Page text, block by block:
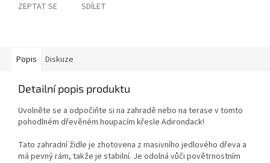
ZEPTAT SE SDÍLET
Popis Diskuze
Detailní popis produktu
Uvolněte se a odpočiňte si na zahradě nebo na terase v tomto
pohodlném dřevěném houpacím křesle Adirondack!
Tato zahradní židle je zhotovena z masivního jedlového dřeva a
má pevný rám, takže je stabilní. Je odolná vůči povětrnostním